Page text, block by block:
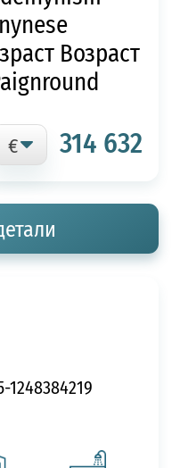
Возраст
314 632
1248384219